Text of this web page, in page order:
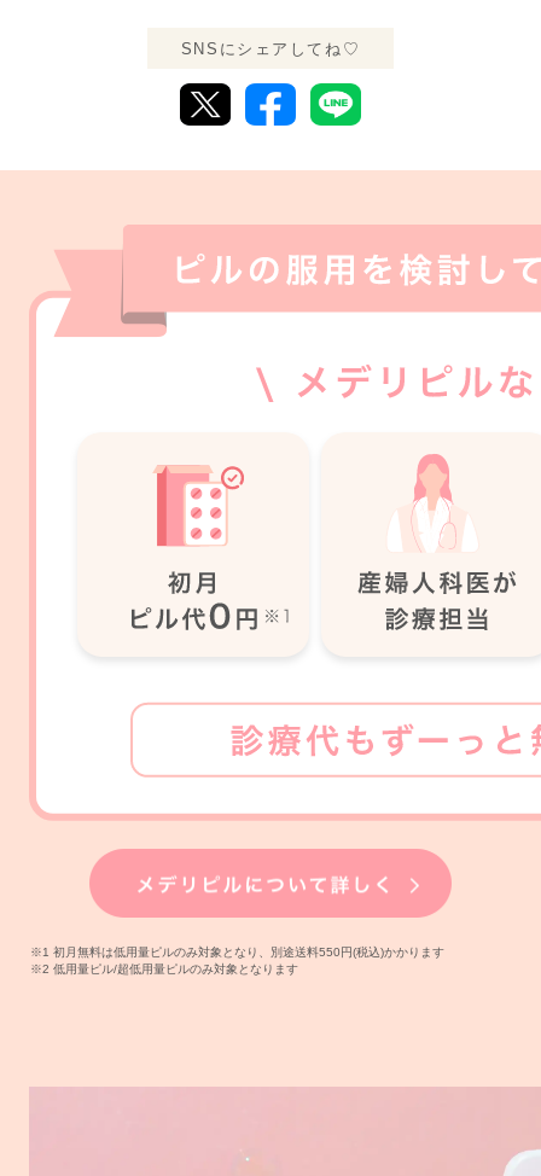
SNSにシェアしてね♡
※1 初月無料は低用量ピルのみ対象となり、別途送料550円(税込)かかります
※2 低用量ピル/超低用量ピルのみ対象となります